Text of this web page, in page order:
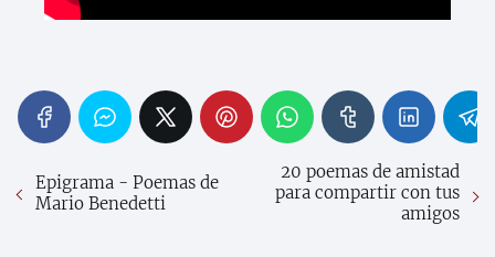
Epigrama - Poemas de
Mario Benedetti
20 poemas de amistad
para compartir con tus
amigos